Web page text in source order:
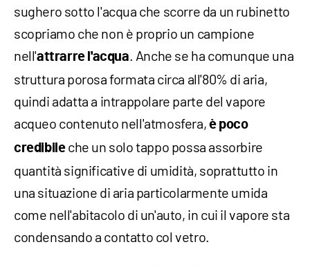
sughero sotto l'acqua che scorre da un rubinetto
scopriamo che non è proprio un campione
nell'attrarre l'acqua. Anche se ha comunque una
struttura porosa formata circa all'80% di aria,
quindi adatta a intrappolare parte del vapore
acqueo contenuto nell'atmosfera, è poco
credibileche un solo tappo possa assorbire
quantità significative di umidità, soprattutto in
una situazione di aria particolarmente umida
come nell'abitacolo di un'auto, in cui il vapore sta
condensando a contatto col vetro.